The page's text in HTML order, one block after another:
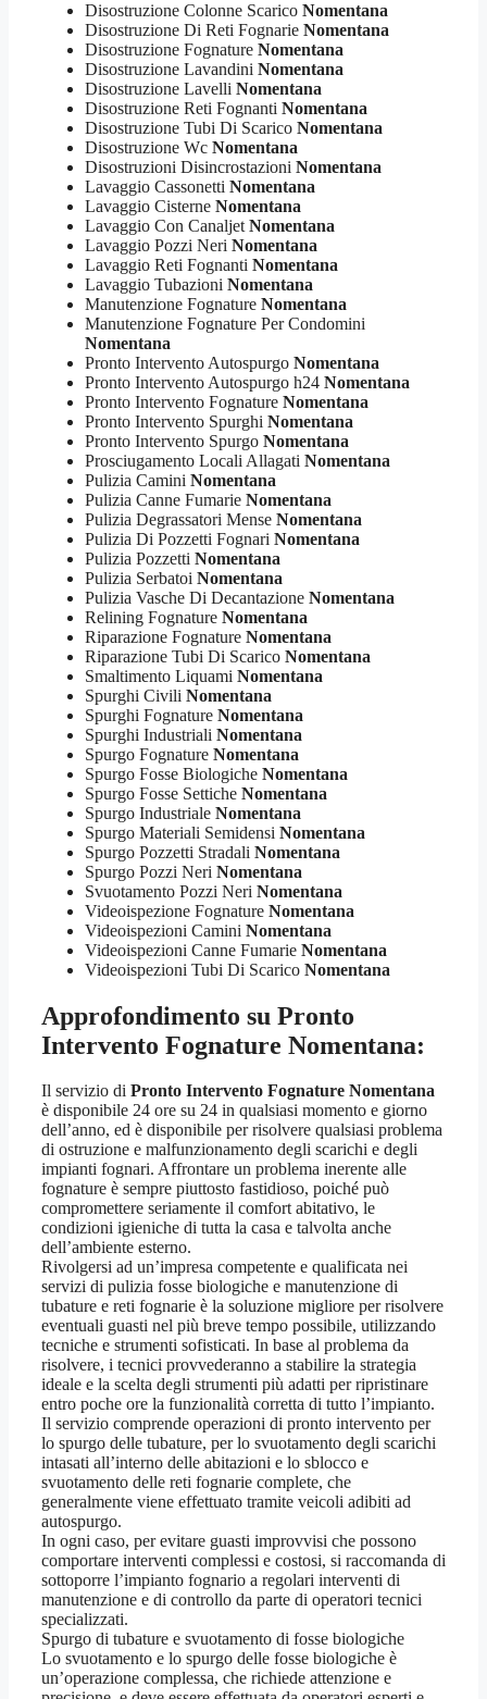
Disostruzione Colonne Scarico Nomentana
Disostruzione Di Reti Fognarie Nomentana
Disostruzione Fognature Nomentana
Disostruzione Lavandini Nomentana
Disostruzione Lavelli Nomentana
Disostruzione Reti Fognanti Nomentana
Disostruzione Tubi Di Scarico Nomentana
Disostruzione Wc Nomentana
Disostruzioni Disincrostazioni Nomentana
Lavaggio Cassonetti Nomentana
Lavaggio Cisterne Nomentana
Lavaggio Con Canaljet Nomentana
Lavaggio Pozzi Neri Nomentana
Lavaggio Reti Fognanti Nomentana
Lavaggio Tubazioni Nomentana
Manutenzione Fognature Nomentana
Manutenzione Fognature Per Condomini
Nomentana
Pronto Intervento Autospurgo Nomentana
Pronto Intervento Autospurgo h24 Nomentana
Pronto Intervento Fognature Nomentana
Pronto Intervento Spurghi Nomentana
Pronto Intervento Spurgo Nomentana
Prosciugamento Locali Allagati Nomentana
Pulizia Camini Nomentana
Pulizia Canne Fumarie Nomentana
Pulizia Degrassatori Mense Nomentana
Pulizia Di Pozzetti Fognari Nomentana
Pulizia Pozzetti Nomentana
Pulizia Serbatoi Nomentana
Pulizia Vasche Di Decantazione Nomentana
Relining Fognature Nomentana
Riparazione Fognature Nomentana
Riparazione Tubi Di Scarico Nomentana
Smaltimento Liquami Nomentana
Spurghi Civili Nomentana
Spurghi Fognature Nomentana
Spurghi Industriali Nomentana
Spurgo Fognature Nomentana
Spurgo Fosse Biologiche Nomentana
Spurgo Fosse Settiche Nomentana
Spurgo Industriale Nomentana
Spurgo Materiali Semidensi Nomentana
Spurgo Pozzetti Stradali Nomentana
Spurgo Pozzi Neri Nomentana
Svuotamento Pozzi Neri Nomentana
Videoispezione Fognature Nomentana
Videoispezioni Camini Nomentana
Videoispezioni Canne Fumarie Nomentana
Videoispezioni Tubi Di Scarico Nomentana
Approfondimento su Pronto
Intervento Fognature Nomentana:
Il servizio di Pronto Intervento Fognature Nomentana
è disponibile 24 ore su 24 in qualsiasi momento e giorno
dell’anno, ed è disponibile per risolvere qualsiasi problema
di ostruzione e malfunzionamento degli scarichi e degli
impianti fognari. Affrontare un problema inerente alle
fognature è sempre piuttosto fastidioso, poiché può
compromettere seriamente il comfort abitativo, le
condizioni igieniche di tutta la casa e talvolta anche
dell’ambiente esterno.
Rivolgersi ad un’impresa competente e qualificata nei
servizi di pulizia fosse biologiche e manutenzione di
tubature e reti fognarie è la soluzione migliore per risolvere
eventuali guasti nel più breve tempo possibile, utilizzando
tecniche e strumenti sofisticati. In base al problema da
risolvere, i tecnici provvederanno a stabilire la strategia
ideale e la scelta degli strumenti più adatti per ripristinare
entro poche ore la funzionalità corretta di tutto l’impianto.
Il servizio comprende operazioni di pronto intervento per
lo spurgo delle tubature, per lo svuotamento degli scarichi
intasati all’interno delle abitazioni e lo sblocco e
svuotamento delle reti fognarie complete, che
generalmente viene effettuato tramite veicoli adibiti ad
autospurgo.
In ogni caso, per evitare guasti improvvisi che possono
comportare interventi complessi e costosi, si raccomanda di
sottoporre l’impianto fognario a regolari interventi di
manutenzione e di controllo da parte di operatori tecnici
specializzati.
Spurgo di tubature e svuotamento di fosse biologiche
Lo svuotamento e lo spurgo delle fosse biologiche è
un’operazione complessa, che richiede attenzione e